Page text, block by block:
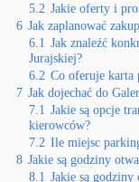
5.2 Jakie oferty i
6 Jak zaplanować
6.1 Jak znaleźć
Jurajskiej?
6.2 Co oferuje karta
7 Jak dojechać do
7.1 Jakie są opcje
kierowców?
7.2 Ile miejsc
8 Jakie są godziny
8.1 Jakie są godziny